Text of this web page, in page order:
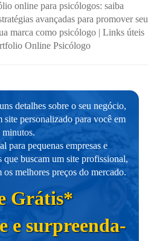
online para psicólogos: saiba
avançadas para promover seu
marca como psicólogo | Links úteis
Online Psicólogo
detalhes sobre o seu negócio,
site personalizado para você em
minutos.
para pequenas empresas e
que buscam um site profissional,
melhores preços do mercado.
Grátis*
e surpreenda-